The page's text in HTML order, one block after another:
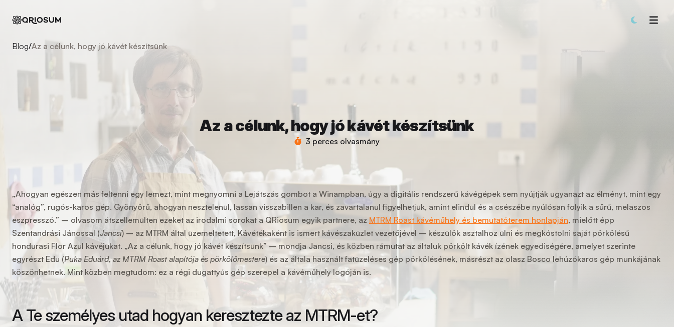
Blog/Az a célunk, hogy jó kávét készítsünk
Az a célunk, hogy jó kávét készítsünk
3 perces olvasmány
„Ahogyan egészen más feltenni egy lemezt, mint megnyomni a Lejátszás gombot a Winampban, úgy a digitális rendszerű kávégépek sem nyújtják ugyanazt az élményt, mint egy
“analóg”, rugós-karos gép. Gyönyörű, ahogyan nesztelenül, lassan visszabillen a kar, és zavartalanul figyelhetjük, amint elindul és a csészébe nyúlósan folyik a sűrű, melaszos
eszpresszó.” – olvasom átszellemülten ezeket az irodalmi sorokat a QRiosum egyik partnere, az MTRM Roast kávéműhely és bemutatóterem honlapján, mielőtt épp
Szentandrási Jánossal (Jancsi) – az MTRM által üzemeltetett, Kávétékaként is ismert kávészaküzlet vezetőjével – készülök asztalhoz ülni és megkóstolni saját pörkölésű
hondurasi Flor Azul kávéjukat. „Az a célunk, hogy jó kávét készítsünk” – mondja Jancsi, és közben rámutat az általuk pörkölt kávék ízének egyediségére, amelyet szerinte
egyrészt Edu (Puka Eduárd, az MTRM Roast alapítója és pörkölőmestere) és az általa használt fatüzeléses gép pörkölésének, másrészt az olasz Bosco lehúzókaros gép munkájának
köszönhetnek. Mint közben megtudom: ez a régi dugattyús gép szerepel a kávéműhely logóján is.
A Te személyes utad hogyan keresztezte az MTRM-et?